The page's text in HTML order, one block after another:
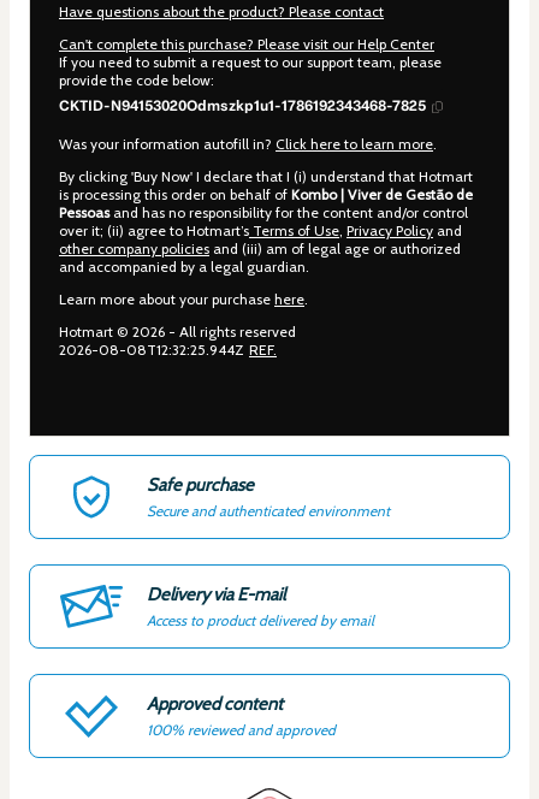
Have questions about the product? Please contact
Can't complete this purchase? Please visit our Help Center
If you need to submit a request to our support team, please
provide the code below:
CKTID-N94153020Odmszkp1u1-1786192343468-7825
Was your information autofill in? Click here to learn more.
By clicking 'Buy Now' I declare that I (i) understand that Hotmart
is processing this order on behalf of Kombo | Viver de Gestão de
Pessoasand has no responsibility for the content and/or control
over it; (ii) agree to Hotmart’s Terms of Use, Privacy Policy and
other company policies and (iii) am of legal age or authorized
and accompanied by a legal guardian.
Learn more about your purchase here.
Hotmart © 2026 - All rights reserved
2026-08-08T12:32:25.944Z REF.
Safe purchase
Secure and authenticated environment
Delivery via E-mail
Access to product delivered by email
Approved content
100% reviewed and approved